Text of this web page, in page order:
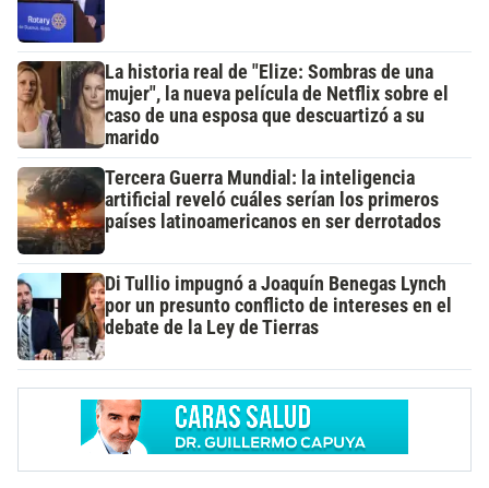
La historia real de "Elize: Sombras de una
mujer", la nueva película de Netflix sobre el
caso de una esposa que descuartizó a su
marido
Tercera Guerra Mundial: la inteligencia
artificial reveló cuáles serían los primeros
países latinoamericanos en ser derrotados
Di Tullio impugnó a Joaquín Benegas Lynch
por un presunto conflicto de intereses en el
debate de la Ley de Tierras